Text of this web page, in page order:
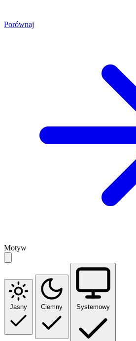
Porównaj
Motyw
Jasny Ciemny Systemowy